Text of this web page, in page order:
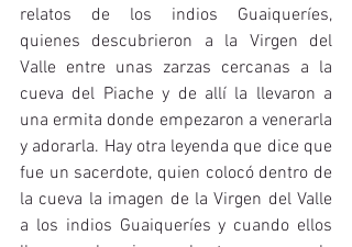
relatos de los indios Guaiqueríes,
quienes descubrieron a la Virgen del
Valle entre unas zarzas cercanas a la
cueva del Piache y de allí la llevaron a
una ermita donde empezaron a venerarla
y adorarla. Hay otra leyenda que dice que
fue un sacerdote, quien colocó dentro de
la cueva la imagen de la Virgen del Valle
a los indios Guaiqueríes y cuando ellos